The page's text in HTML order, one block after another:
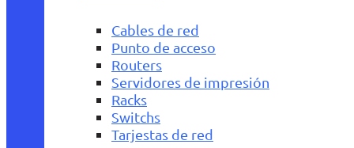
Cables de red
Punto de acceso
Routers
Servidores de impresión
Racks
Switchs
Tarjestas de red